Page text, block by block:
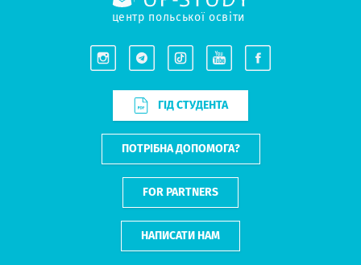
центр польської освіти
ГІД СТУДЕНТА
ПОТРІБНА ДОПОМОГА?
FOR PARTNERS
НАПИСАТИ НАМ